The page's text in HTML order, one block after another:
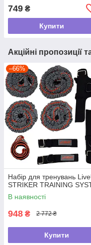
749 ₴
Купити
Акційні пропозиції
–66%
Набір для тренувань
STRIKER TRAINING
В наявності
948 ₴ 2 772 ₴
Купити